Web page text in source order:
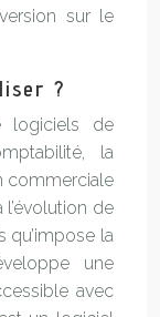
sur le
?
logiciels de
la
commerciale
de
qu’impose la
une
avec